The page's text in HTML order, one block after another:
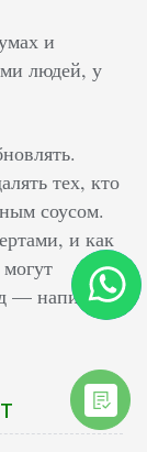
и
людей, у
тех, кто
соусом.
и как
— написать